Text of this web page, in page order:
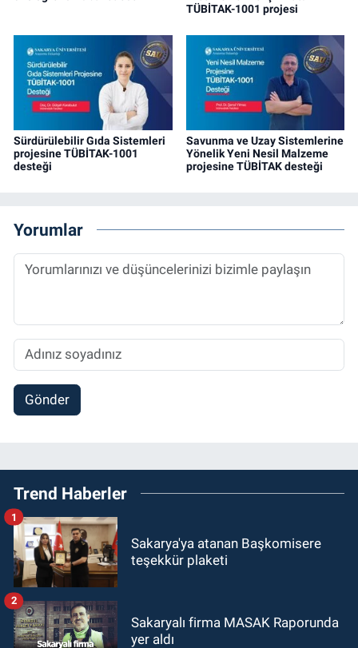
TÜBİTAK-1001 projesi
Sürdürülebilir Gıda Sistemleri
projesine TÜBİTAK-1001
desteği
Savunma ve Uzay Sistemlerine
Yönelik Yeni Nesil Malzeme
projesine TÜBİTAK desteği
Yorumlar
Gönder
Trend Haberler
Sakarya'ya atanan Başkomisere
teşekkür plaketi
1
Sakaryalı firma MASAK Raporunda
yer aldı
2